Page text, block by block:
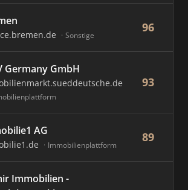
Sonstige
96
Germany GmbH
93
AG
Immobilienplattform
89
Immobilien -